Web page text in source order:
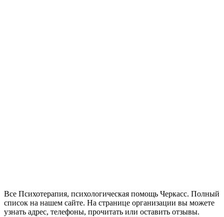
Все Психотерапия, психологическая помощь Черкасс. Полный
список на нашем сайте. На странице организации вы можете
узнать адрес, телефоны, прочитать или оставить отзывы.